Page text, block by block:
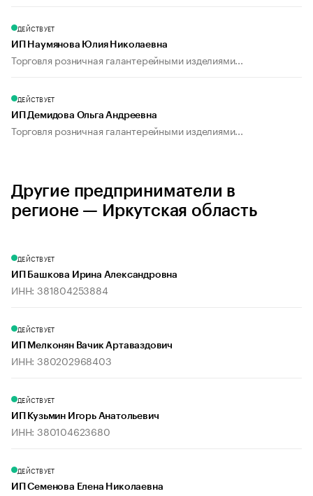
ДЕЙСТВУЕТ
ИП Наумянова Юлия Николаевна
Торговля розничная галантерейными изделиями...
ДЕЙСТВУЕТ
ИП Демидова Ольга Андреевна
Торговля розничная галантерейными изделиями...
Другие предприниматели в
регионе — Иркутская область
ДЕЙСТВУЕТ
ИП Башкова Ирина Александровна
ИНН: 381804253884
ДЕЙСТВУЕТ
ИП Мелконян Вачик Артаваздович
ИНН: 380202968403
ДЕЙСТВУЕТ
ИП Кузьмин Игорь Анатольевич
ИНН: 380104623680
ДЕЙСТВУЕТ
ИП Семенова Елена Николаевна